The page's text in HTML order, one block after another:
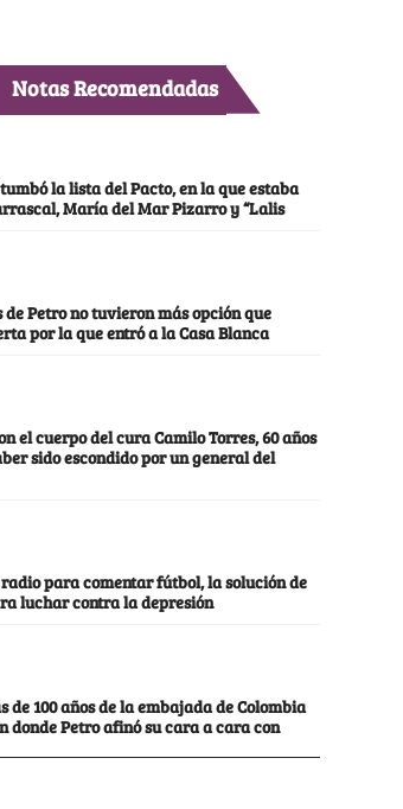
Notas Recomendadas
la lista del Pacto, en la que estaba
María del Mar Pizarro y “Lalis
de Petro no tuvieron más opción que
por la que entró a la Casa Blanca
el cuerpo del cura Camilo Torres, 60 años
sido escondido por un general del
para comentar fútbol, la solución de
luchar contra la depresión
de 100 años de la embajada de Colombia
donde Petro afinó su cara a cara con